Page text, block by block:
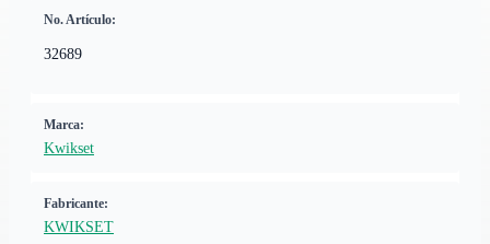
No. Artículo:
32689
Marca:
Kwikset
Fabricante:
KWIKSET